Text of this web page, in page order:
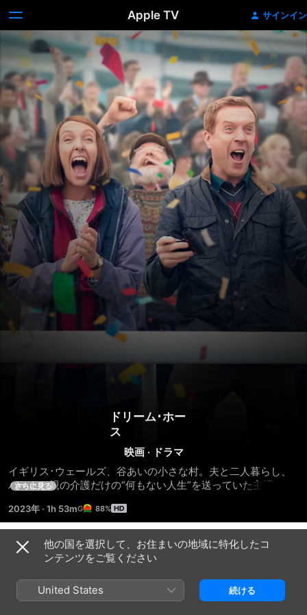
Apple TV サインイン
ドリーム･ホー
ス
映画 · ドラマ
イギリス･ウェールズ、谷あいの小さな村。夫と二人暮らし、
パートと親の介護だけの“何もない人生”を送っていた主婦ジャ
を育てることを思いつき、村のみんなに共同で馬主となること
を呼びかける。週10ポンドずつ出しあって組合馬主となった彼
らの夢と希望を乗せ、「ドリームアライアンス (夢の同盟)」と
名付けられた馬は、奇跡的にレースに勝ち進み、彼らの人生を
も変えていく。
さらに見る
2023年 · 1h 53m 88%
予告編
他の国を選択して、お住まいの地域に特化したコ
ンテンツをご覧ください
United States 続ける